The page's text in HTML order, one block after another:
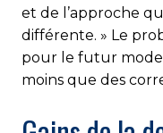
et de l’approche
différente. » Le
pour le futur
moins que des